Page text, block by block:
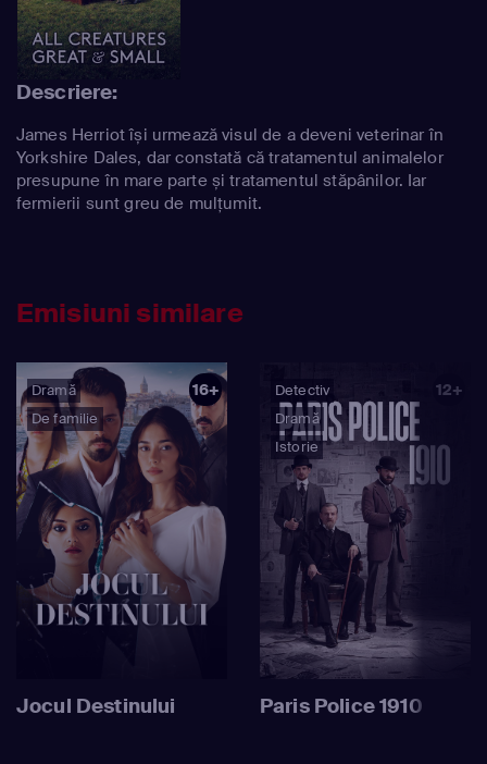
Descriere:
James Herriot își urmează visul de a deveni veterinar în
Yorkshire Dales, dar constată că tratamentul animalelor
presupune în mare parte și tratamentul stăpânilor. Iar
fermierii sunt greu de mulțumit.
Emisiuni similare
Dramă
De familie
16+
Jocul Destinului
Detectiv
Dramă
Istorie
12+
Paris Police 1910